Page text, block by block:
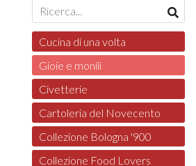
Cucina di una volta
Gioie e monili
Civetterie
Cartoleria del Novecento
Collezione Bologna '900
Collezione Food Lovers